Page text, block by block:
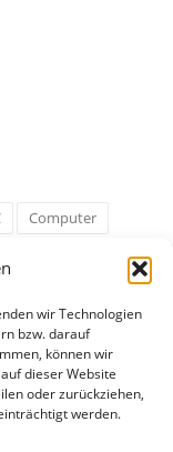
wir Technologien
bzw. darauf
können wir
dieser Website
oder zurückziehen,
werden.
Computer
Internet
Mann
PHP
Ticker
USA